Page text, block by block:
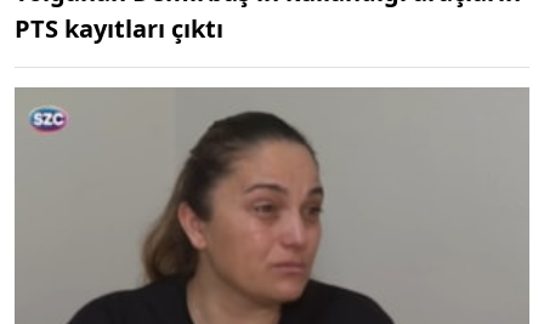
PTS kayıtları çıktı